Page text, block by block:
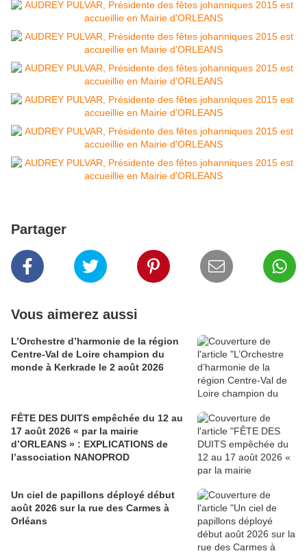
Partager
Vous aimerez aussi
L’Orchestre d’harmonie de la région
Centre-Val de Loire champion du
monde à Kerkrade le 2 août 2026
FÊTE DES DUITS empêchée du 12 au
17 août 2026 « par la mairie
d’ORLEANS » : EXPLICATIONS de
l’association NANOPROD
Un ciel de papillons déployé début
août 2026 sur la rue des Carmes à
Orléans